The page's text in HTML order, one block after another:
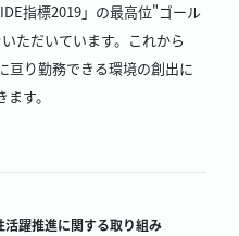
指標2019」の最高位"ゴール
ただいています。これから
亘り勤務できる環境の創出に
す。
躍推進に関する取り組み